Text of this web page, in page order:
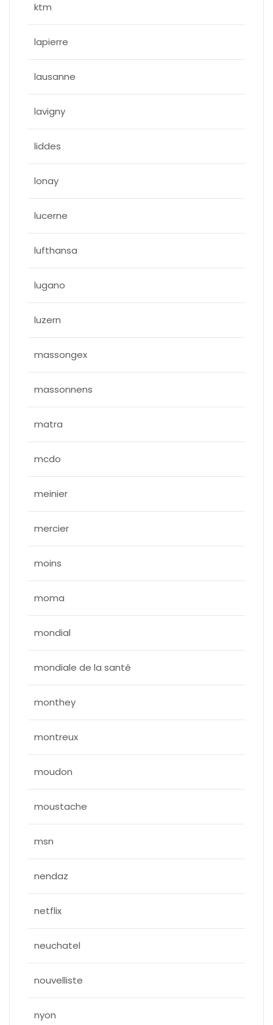
ktm
lapierre
lausanne
lavigny
liddes
lonay
lucerne
lufthansa
lugano
luzern
massongex
massonnens
matra
mcdo
meinier
mercier
moins
moma
mondial
mondiale de la santé
monthey
montreux
moudon
moustache
msn
nendaz
netflix
neuchatel
nouvelliste
nyon